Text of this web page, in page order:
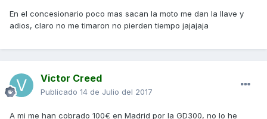
En el concesionario poco mas sacan la moto me dan la llave y
adios, claro no me timaron no pierden tiempo jajajaja
Victor Creed
Publicado 14 de Julio del 2017
A mi me han cobrado 100€ en Madrid por la GD300, no lo he